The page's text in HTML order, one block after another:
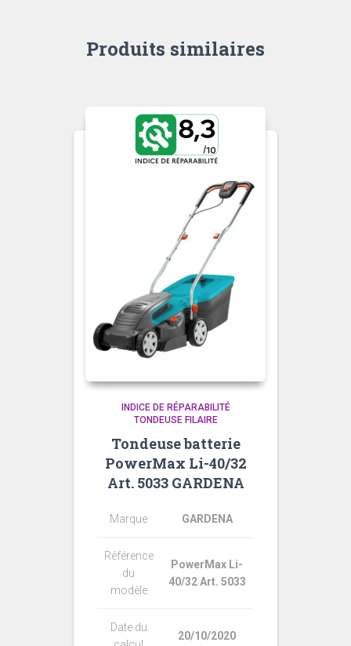
Produits similaires
INDICE DE RÉPARABILITÉ
TONDEUSE FILAIRE
Tondeuse batterie
PowerMax Li-40/32
Art. 5033 GARDENA
Marque GARDENA
Référence
du
modèle
PowerMax Li-
40/32 Art. 5033
Date du
20/10/2020